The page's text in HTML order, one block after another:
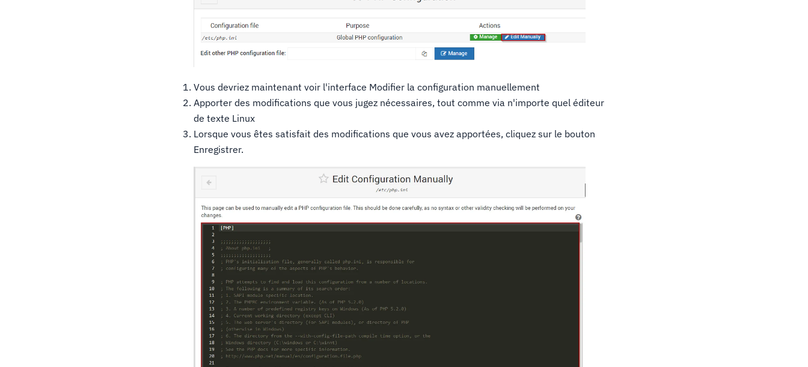
Vous devriez maintenant voir l'interface Modifier la configuration manuellement
Apporter des modifications que vous jugez nécessaires, tout comme via n'importe quel éditeur
de texte Linux
Lorsque vous êtes satisfait des modifications que vous avez apportées, cliquez sur le bouton
Enregistrer.